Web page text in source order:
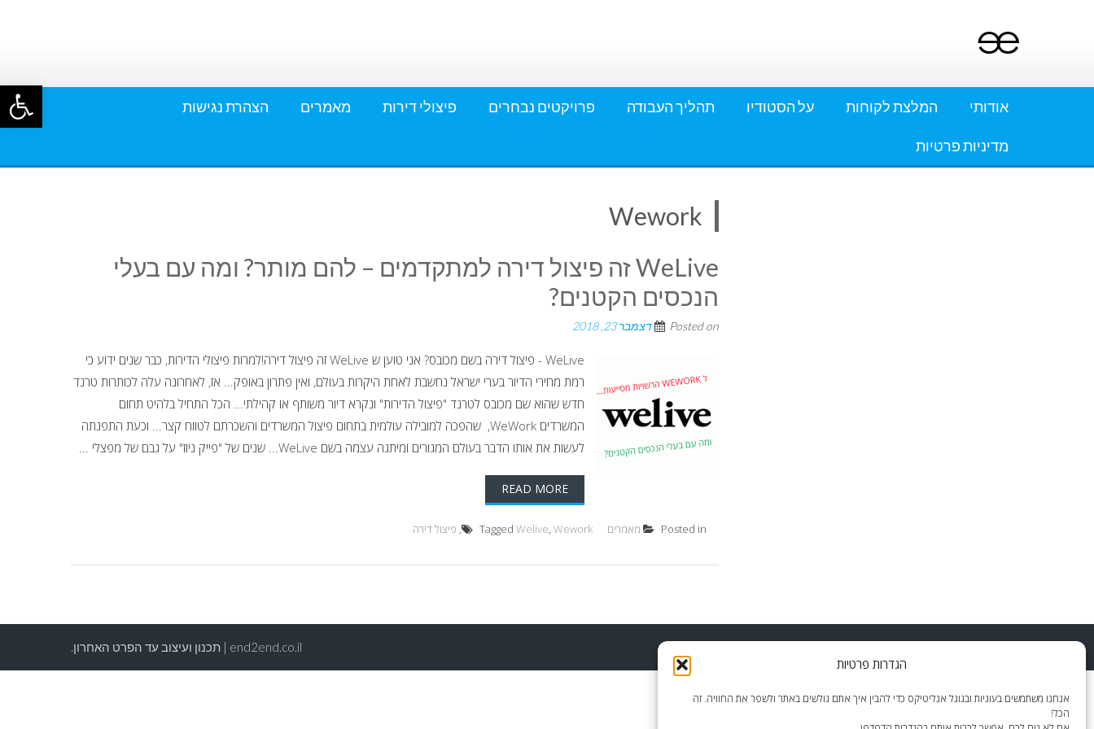
פתח
הגדרות פרטיות
אנחנו משתמשים בעוגיות ובגוגל אנליטיקס כדי להבין איך אתם גולשים באתר ולשפר את החוויה. זה
הכל!
אודותי המלצת לקוחות על הסטודיו תהליך העבודה פרויקטים נבחרים פיצולי דירות מאמרים הצהרת נגישות
מדיניות פרטיות
Wework
WeLive זה פיצול דירה למתקדמים – להם מותר? ומה עם בעלי
הנכסים הקטנים?
Posted on דצמבר 23, 2018
WeLive - פיצול דירה בשם מכובס? אני טוען ש WeLive זה פיצול דירה!למרות פיצולי הדירות, כבר שנים ידוע כי
רמת מחירי הדיור בערי ישראל נחשבת לאחת היקרות בעולם, ואין פתרון באופק... אז, לאחרונה עלה לכותרות טרנד
חדש שהוא שם מכובס לטרנד "פיצול הדירות" ונקרא דיור משותף או קהילתי... הכל התחיל בלהיט תחום
המשרדים WeWork, שהפכה למובילה עולמית בתחום פיצול המשרדים והשכרתם לטווח קצר... וכעת התפנתה
לעשות את אותו הדבר בעולם המגורים ומיתגה עצמה בשם WeLive... שנים של "פייק ניוז" על גבם של מפצלי ...
READ MORE
Posted in מאמרים Tagged Welive, Wework
, פיצול דירה
end2end.co.il | תכנון ועיצוב עד הפרט האחרון.